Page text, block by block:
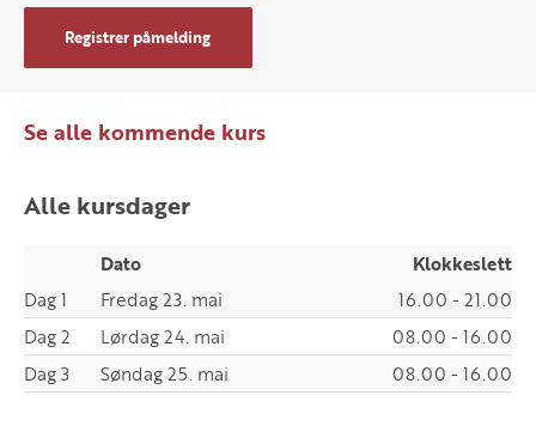
Registrer påmelding
Se alle kommende kurs
Alle kursdager
Dato
Klokkeslett
Dag 1
Fredag 23. mai
16.00 - 21.00
Dag 2
Lørdag 24. mai
08.00 - 16.00
Dag 3
Søndag 25. mai 08.00 - 16.00